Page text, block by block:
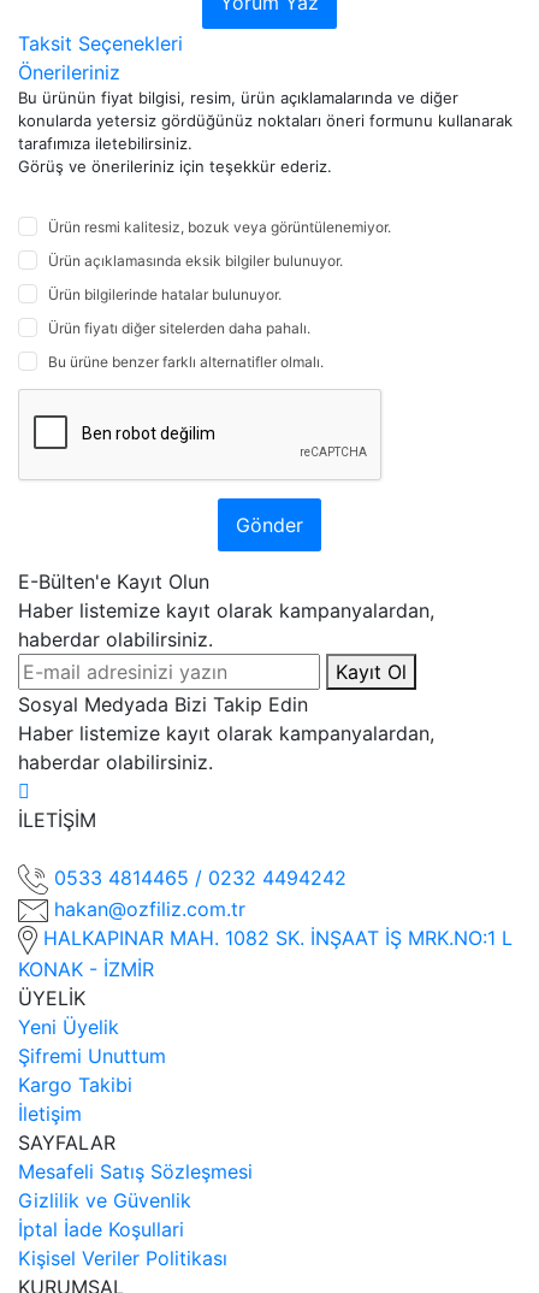
Taksit Seçenekleri
Önerileriniz
Bu ürünün fiyat bilgisi, resim, ürün açıklamalarında ve diğer
konularda yetersiz gördüğünüz noktaları öneri formunu kullanarak
tarafımıza iletebilirsiniz.
Görüş ve önerileriniz için teşekkür ederiz.
Ürün resmi kalitesiz, bozuk veya görüntülenemiyor.
Ürün açıklamasında eksik bilgiler bulunuyor.
Ürün bilgilerinde hatalar bulunuyor.
Ürün fiyatı diğer sitelerden daha pahalı.
Bu ürüne benzer farklı alternatifler olmalı.
Gönder
E-Bülten'e Kayıt Olun
Haber listemize kayıt olarak kampanyalardan,
haberdar olabilirsiniz.
Kayıt Ol
Sosyal Medyada Bizi Takip Edin
Haber listemize kayıt olarak kampanyalardan,
haberdar olabilirsiniz.
İLETİŞİM
0533 4814465 / 0232 4494242
hakan@ozfiliz.com.tr
HALKAPINAR MAH. 1082 SK. İNŞAAT İŞ MRK.NO:1 L
KONAK - İZMİR
ÜYELİK
Yeni Üyelik
Şifremi Unuttum
Kargo Takibi
İletişim
SAYFALAR
Mesafeli Satış Sözleşmesi
Gizlilik ve Güvenlik
İptal İade Koşullari
Kişisel Veriler Politikası
KURUMSAL